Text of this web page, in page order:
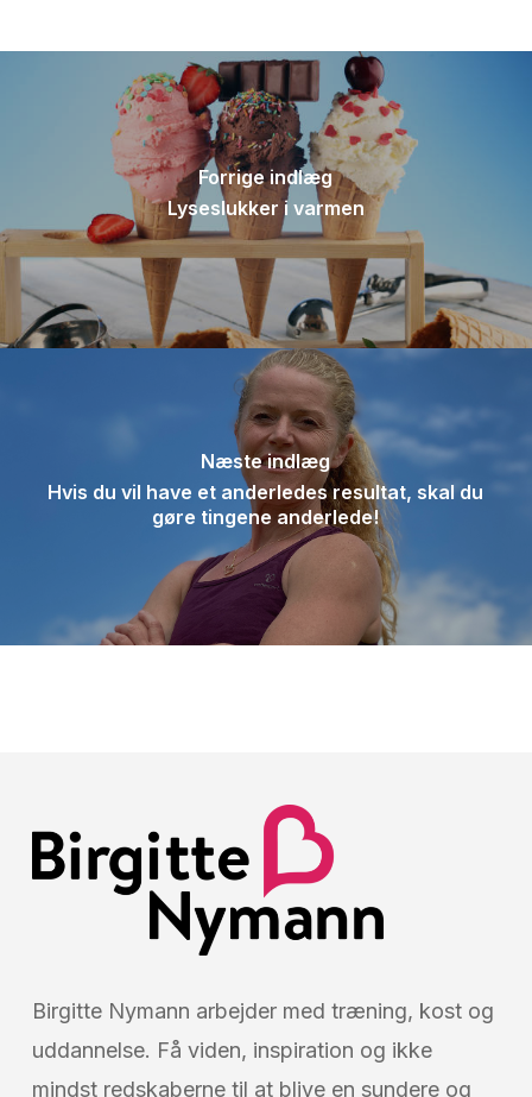
Forrige indlæg
Lyseslukker i varmen
Næste indlæg
Hvis du vil have et anderledes resultat, skal du
gøre tingene anderlede!
Birgitte Nymann arbejder med træning, kost og
uddannelse. Få viden, inspiration og ikke
mindst redskaberne til at blive en sundere og